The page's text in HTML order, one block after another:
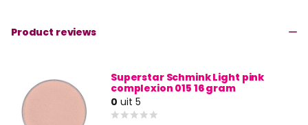
Product reviews
Superstar Schmink Light pink
complexion 015 16 gram
0 uit 5